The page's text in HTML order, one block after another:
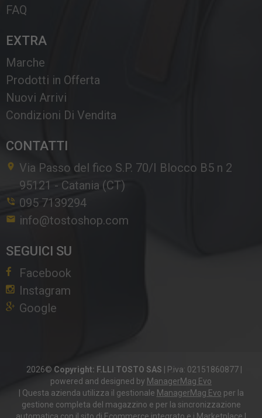
FAQ
EXTRA
Marche
Prodotti in Offerta
Nuovi Arrivi
Condizioni Di Vendita
CONTATTI
Via Passo del fico S.P. 70/I Blocco B5 n 2
95121 - Catania (CT)
095 7139294
info@tostoshop.com
SEGUICI SU
Facebook
Instagram
Google
2026© Copyright: F.LLI TOSTO SAS P.iva: 02151860877|
powered and designed by ManagerMag Evo
| Questa azienda utilizza il gestionale ManagerMag Evo per la
gestione completa del magazzino e per la sincronizzazione